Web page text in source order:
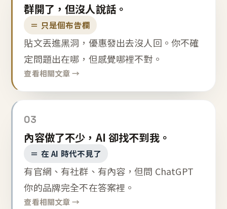
群開了，但沒人說話。
＝ 只是個布告欄
貼文丟進黑洞，優惠發出去沒人回。你不確
定問題出在哪，但感覺哪裡不對。
查看相關文章 →
03
內容做了不少，AI 卻找不到我。
＝ 在 AI 時代不見了
有官網、有社群、有內容，但問 ChatGPT
你的品牌完全不在答案裡。
查看相關文章 →